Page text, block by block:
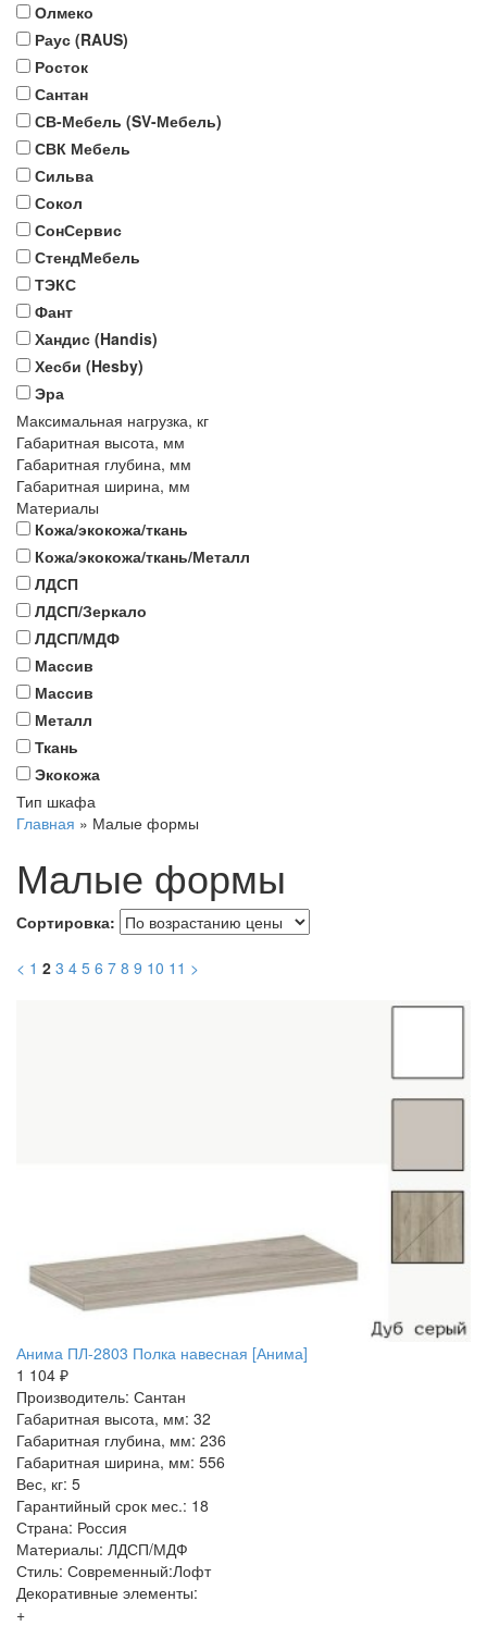
Олмеко
Раус (RAUS)
Росток
Сантан
СВ-Мебель (SV-Мебель)
СВК Мебель
Сильва
Сокол
СонСервис
СтендМебель
ТЭКС
Фант
Хандис (Handis)
Хесби (Hesby)
Эра
Максимальная нагрузка, кг
Габаритная высота, мм
Габаритная глубина, мм
Габаритная ширина, мм
Материалы
Кожа/экокожа/ткань
Кожа/экокожа/ткань/Металл
ЛДСП
ЛДСП/Зеркало
ЛДСП/МДФ
Массив
Массив
Металл
Ткань
Экокожа
Тип шкафа
Главная » Малые формы
Малые формы
Сортировка:
< 1 2 3 4 5 6 7 8 9 10 11 >
Анима ПЛ-2803 Полка навесная [Анима]
1 104 ₽
Производитель: Сантан
Габаритная высота, мм: 32
Габаритная глубина, мм: 236
Габаритная ширина, мм: 556
Вес, кг: 5
Гарантийный срок мес.: 18
Страна: Россия
Материалы: ЛДСП/МДФ
Стиль: Современный:Лофт
Декоративные элементы:
+